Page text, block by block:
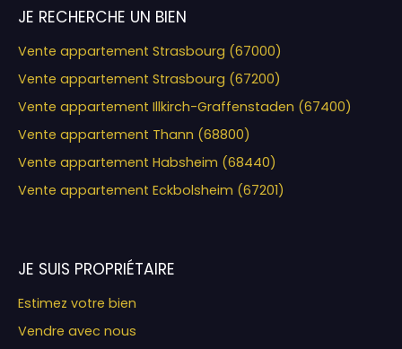
JE RECHERCHE UN BIEN
Vente appartement Strasbourg (67000)
Vente appartement Strasbourg (67200)
Vente appartement Illkirch-Graffenstaden (67400)
Vente appartement Thann (68800)
Vente appartement Habsheim (68440)
Vente appartement Eckbolsheim (67201)
JE SUIS PROPRIÉTAIRE
Estimez votre bien
Vendre avec nous